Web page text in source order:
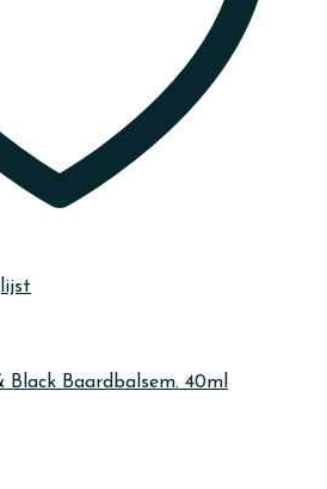
Black Baardbalsem. 40ml